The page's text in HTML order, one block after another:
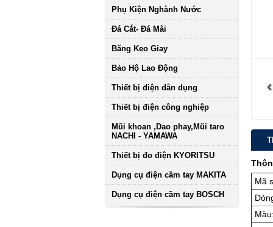
Phụ Kiện Nghành Nước
Đá Cắt- Đá Mài
Băng Keo Giay
Bảo Hộ Lao Động
Thiết bị điện dân dụng
Thiết bị điện công nghiệp
Mũi khoan ,Dao phay,Mũi taro
NACHI - YAMAWA
Thiết bị đo điện KYORITSU
Dụng cụ điện cầm tay MAKITA
Dụng cụ điện cầm tay BOSCH
Mã
Màu: